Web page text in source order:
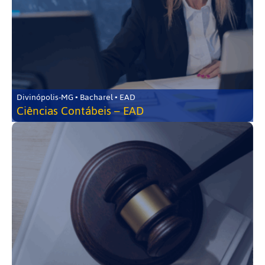
Divinópolis-MG • Bacharel • EAD
Ciências Contábeis – EAD